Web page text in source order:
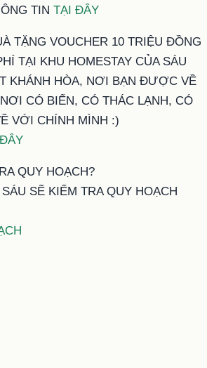
TIN TẠI ĐÂY
TẶNG VOUCHER 10 TRIỆU ĐỒNG
TẠI KHU HOMESTAY CỦA SÁU
KHÁNH HÒA, NƠI BẠN ĐƯỢC VỀ
CÓ BIỂN, CÓ THÁC LẠNH, CÓ
VỚI CHÍNH MÌNH :)
QUY HOẠCH?
SẼ KIỂM TRA QUY HOẠCH